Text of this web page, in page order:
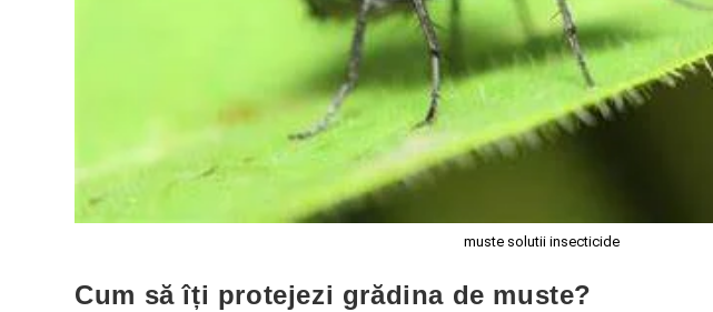
muste solutii insecticide
Cum să îți protejezi grădina de muste?